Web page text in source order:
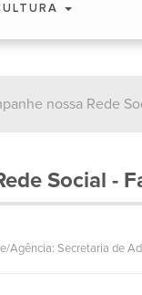
nossa Rede
Social -
Agência: Secretaria de